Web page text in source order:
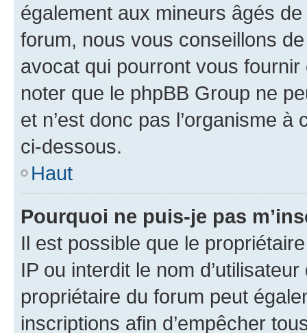
également aux mineurs âgés
forum, nous vous conseillons
avocat qui pourront vous
noter que le phpBB Group ne
et n’est donc pas l’organisme
ci-dessous.
Haut
Pourquoi ne puis-je pas
Il est possible que le
IP ou interdit le nom
propriétaire du forum peut
inscriptions afin d’empêcher